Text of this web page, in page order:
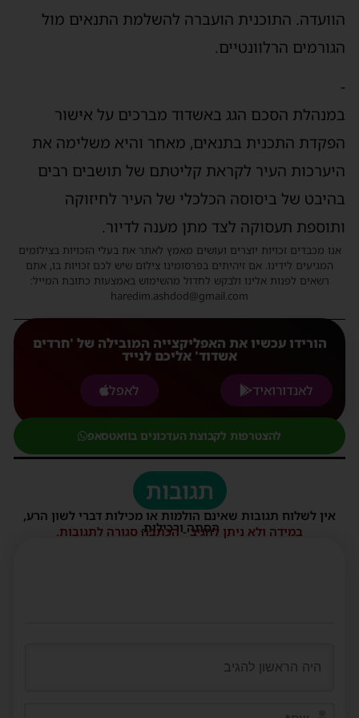
הוועדה. התוכנית הועברה להשלמת התנאים מול
הגורמים הרלוונטיים.
-
במנהלת הסכם הגג באשדוד מברכים על אישור
הפקדת התכנית בתנאים, מאחר והיא משלימה את
היערכות העיר לקראת קליטתם של תושבים רבים
בהיבט של ביסוסה הכלכלי של העיר לחיזוקה
ותוספת תעסוקה לצד מתן מענה לדיור.
אנו מכבדים זכויות יוצרים ועושים מאמץ לאתר את בעלי הזכויות בצילומים
המגיעים לידינו. אם זיהיתים בפרסומינו צילום שיש לכם זכויות בו, אתם
רשאים לפנות אלינו ולבקש לחדול מהשימוש באמצעות כתובת המייל:
haredim.ashdod@gmail.com
הורידו עכשיו את האפליקצייה המובילה של 'חרדים
אשדוד' אליכם לנייד
לאנדורואיד
לאפל
להצטרפות לקבוצת העדכונים בוואטסאפ
תגובות
אין לשלוח תגובות שאינם הולמות או מכילות דברי לשון הרע,
הסתה ורכילות.
במידה ולא ניתן להגיב - הכתבה סגורה לתגובות.